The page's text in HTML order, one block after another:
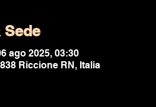
ago 2025, 03:30
Riccione RN, Italia